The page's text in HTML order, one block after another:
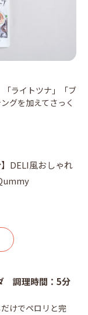
「ライトツナ」「ブ
グを加えてさっく
】DELI風おしゃれ
調理時間：5分
けでペロリと完